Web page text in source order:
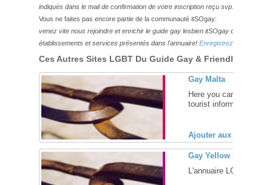
indiqués dans le mail de confirmation de votre inscription reçu svp.
Vous ne faites pas encore partie de la communauté itSOgay:
venez vite nous rejoindre et enrichir le guide gay lesbien itSOgay de vos
établissements et services présentés dans l'annuaire! Enregistrez-vous ici!
Ces Autres Sites LGBT Du Guide Gay & Friendly
Gay Malta
Here you can find
tourist information,
Ajouter aux favoris
Gay Yellow Pages
L'annuaire LGBTQ